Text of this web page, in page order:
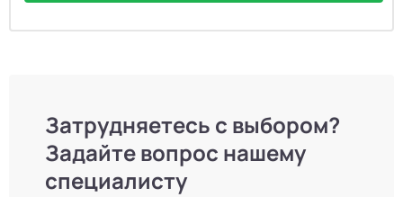
Затрудняетесь с выбором?
Задайте вопрос нашему
специалисту